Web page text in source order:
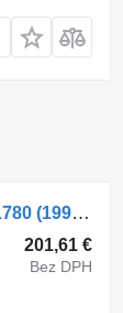
Náboja Volvo FH16 (01.12-) 85107750 na ťahača Volvo FH12, FH16, NH12, FH, VNL780 (1993-2014)
201,61 €
Bez DPH